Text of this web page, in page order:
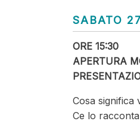
SABATO
ORE 15:30
APERTURA
Cosa significa
Ce lo